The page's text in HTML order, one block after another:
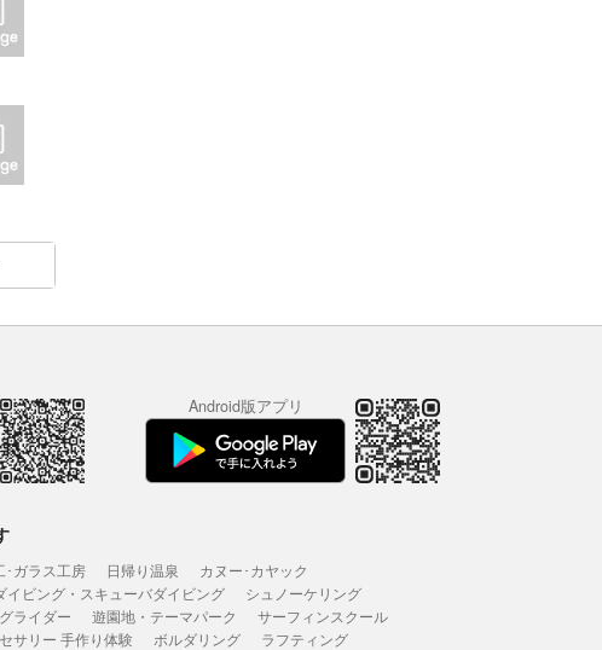
Android版アプリ
･ガラス工房 日帰り温泉
カヌー･カヤック
イビング・スキューバダイビング
シュノーケリング
ライダー 遊園地・テーマパーク
サーフィンスクール
サリー 手作り体験 ボルダリング
ラフティング